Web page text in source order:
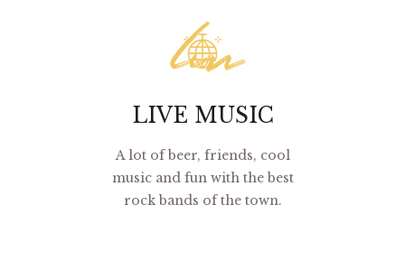
lm
LIVE MUSIC
A lot of beer, friends, cool
music and fun with the best
rock bands of the town.